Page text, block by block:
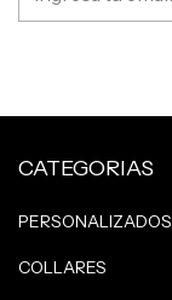
CATEGORIAS
PERSONALIZADOS
COLLARES